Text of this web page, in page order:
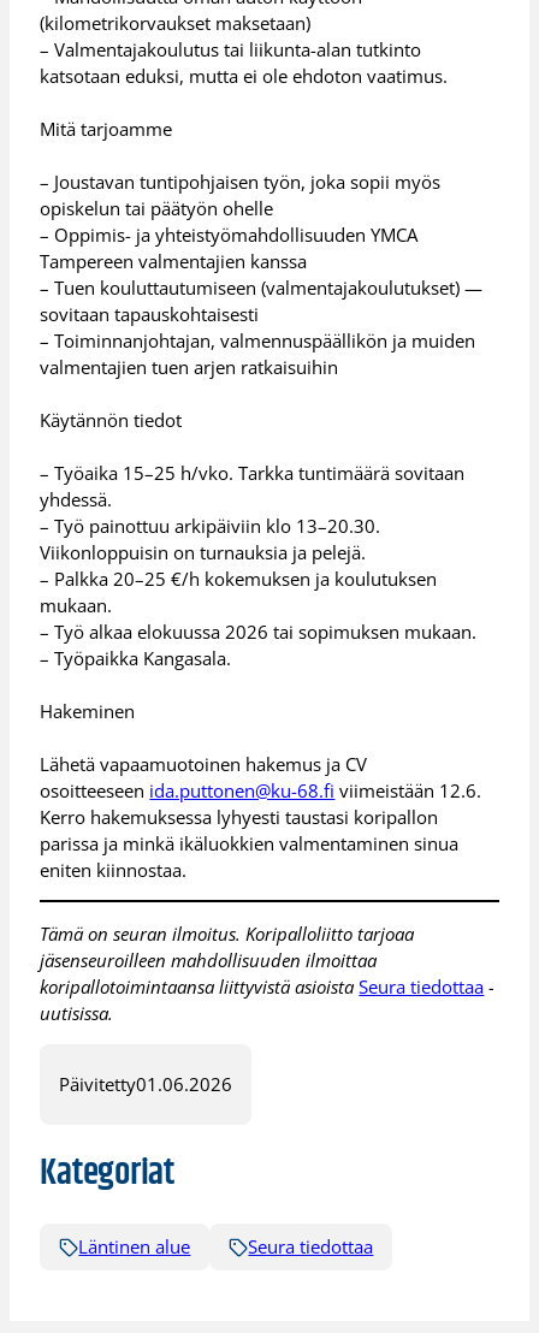
(kilometrikorvaukset maksetaan)
– Valmentajakoulutus tai liikunta-alan tutkinto
katsotaan eduksi, mutta ei ole ehdoton vaatimus.
Mitä tarjoamme
– Joustavan tuntipohjaisen työn, joka sopii myös
opiskelun tai päätyön ohelle
– Oppimis- ja yhteistyömahdollisuuden YMCA
Tampereen valmentajien kanssa
– Tuen kouluttautumiseen (valmentajakoulutukset) —
sovitaan tapauskohtaisesti
– Toiminnanjohtajan, valmennuspäällikön ja muiden
valmentajien tuen arjen ratkaisuihin
Käytännön tiedot
– Työaika 15–25 h/vko. Tarkka tuntimäärä sovitaan
yhdessä.
– Työ painottuu arkipäiviin klo 13–20.30.
Viikonloppuisin on turnauksia ja pelejä.
– Palkka 20–25 €/h kokemuksen ja koulutuksen
mukaan.
– Työ alkaa elokuussa 2026 tai sopimuksen mukaan.
– Työpaikka Kangasala.
Hakeminen
Lähetä vapaamuotoinen hakemus ja CV
osoitteeseen ida.puttonen@ku-68.fi viimeistään 12.6.
Kerro hakemuksessa lyhyesti taustasi koripallon
parissa ja minkä ikäluokkien valmentaminen sinua
eniten kiinnostaa.
Tämä on seuran ilmoitus. Koripalloliitto tarjoaa
jäsenseuroilleen mahdollisuuden ilmoittaa
koripallotoimintaansa liittyvistä asioistaSeura tiedottaa -
uutisissa.
Päivitetty01.06.2026
Kategoriat
Läntinen alue Seura tiedottaa